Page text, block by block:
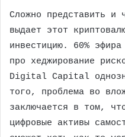
Сложно представить и
выдает этот
инвестицию. 60%
про хеджирование
Digital Capital
того, проблема во
заключается в том,
цифровые активы